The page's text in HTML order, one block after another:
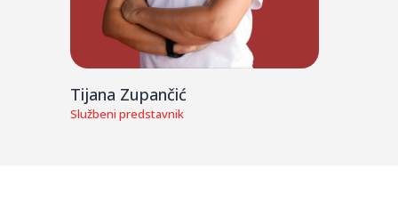
Tijana Zupančić
Službeni predstavnik